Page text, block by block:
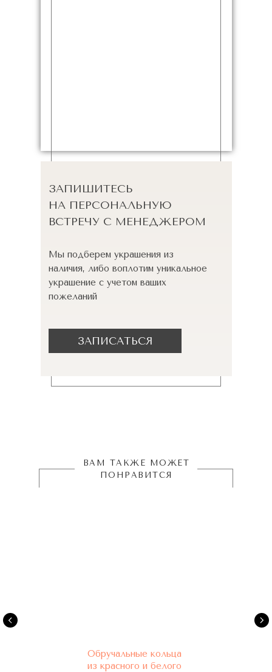
ЗАПИШИТЕСЬ
НА ПЕРСОНАЛЬНУЮ
ВСТРЕЧУ С МЕНЕДЖЕРОМ
Мы подберем украшения из
наличия, либо воплотим уникальное
украшение с учетом ваших
пожеланий
ЗАПИСАТЬСЯ
ВАМ ТАКЖЕ МОЖЕТ
ПОНРАВИТСЯ
Обручальные кольца
из красного и белого